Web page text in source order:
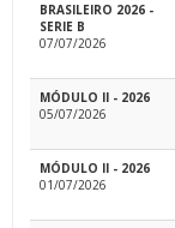
BRASILEIRO 2026 -
SERIE B
07/07/2026
MÓDULO II - 2026
05/07/2026
MÓDULO II - 2026
01/07/2026